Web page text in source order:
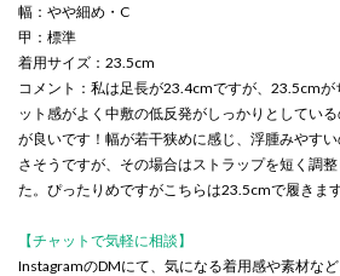
幅：やや細め・C
甲：標準
着用サイズ：23.5cm
コメント：私は足長が23.4cmですが、23.5cm
ット感がよく中敷の低反発がしっかりとしてい
が良いです！幅が若干狭めに感じ、浮腫みやす
さそうですが、その場合はストラップを短く調
た。ぴったりめですがこちらは23.5cmで履きます
【チャットで気軽に相談】
InstagramのDMにて、気になる着用感や素材な